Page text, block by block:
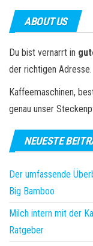
ABOUT US
Du bist vernarrt in
der richtigen Adresse.
Kaffeemaschinen,
genau unser
NEUESTE
Der umfassende
Big Bamboo
Milch intern mit der
Ratgeber